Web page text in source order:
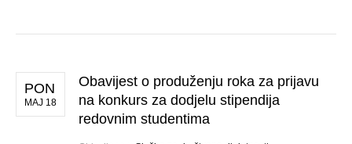
PON
MAJ 18
Obavijest o produženju roka za prijavu
na konkurs za dodjelu stipendija
redovnim studentima